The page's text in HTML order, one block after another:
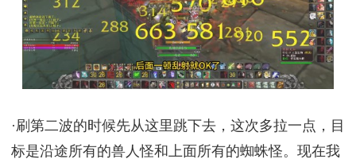
·刷第二波的时候先从这里跳下去，这次多拉一点，目
标是沿途所有的兽人怪和上面所有的蜘蛛怪。现在我